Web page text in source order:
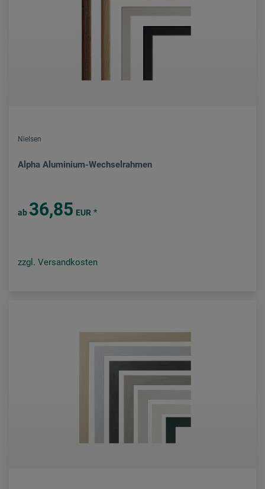
Nielsen
Alpha Aluminium-Wechselrahmen
ab 36,85 EUR *
zzgl. Versandkosten